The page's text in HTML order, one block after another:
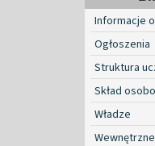
Informacje
Ogłoszenia
Struktura
Skład
Władze